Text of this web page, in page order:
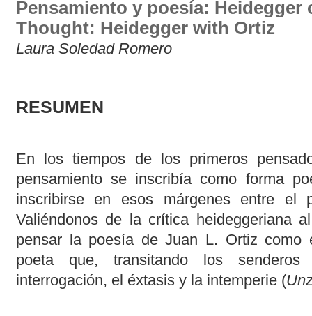
Pensamiento y poesía: Heidegger
Thought: Heidegger with Ortiz
Laura Soledad Romero
RESUMEN
En los tiempos de los primeros
pensamiento se inscribía como forma
inscribirse en esos márgenes entre el
Valiéndonos de la crítica heideggeriana
pensar la poesía de Juan L. Ortiz como
poeta que, transitando los
interrogación, el éxtasis y la intemperie (